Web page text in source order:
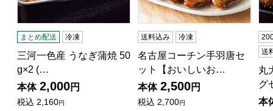
まとめ配送 冷凍
三河一色産 うなぎ蒲焼 50
g×2 (…
本体 2,000円
税込 2,160円
送料込み 冷凍
名古屋コーチン手羽唐セ
ット【おいしいお…
本体 2,500円
税込 2,700円
送
丸
グ
本